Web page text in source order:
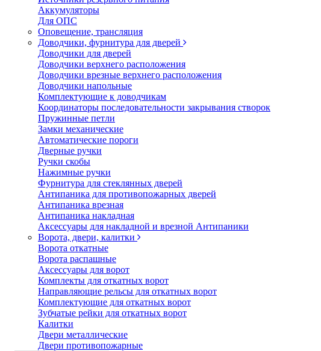
Аккумуляторы
Для ОПС
Оповещение, трансляция
Доводчики, фурнитура для дверей
Доводчики для дверей
Доводчики верхнего расположения
Доводчики врезные верхнего расположения
Доводчики напольные
Комплектующие к доводчикам
Координаторы последовательности закрывания створок
Пружинные петли
Замки механические
Автоматические пороги
Дверные ручки
Ручки скобы
Нажимные ручки
Фурнитура для стеклянных дверей
Антипаника для противопожарных дверей
Антипаника врезная
Антипаника накладная
Аксессуары для накладной и врезной Антипаники
Ворота, двери, калитки
Ворота откатные
Ворота распашные
Аксессуары для ворот
Комплекты для откатных ворот
Направляющие рельсы для откатных ворот
Комплектующие для откатных ворот
Зубчатые рейки для откатных ворот
Калитки
Двери металлические
Двери противопожарные